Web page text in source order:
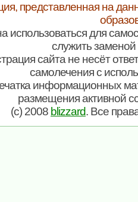
представленная на
использоваться для
служить заменой
сайта не несёт
самолечения с
информационных
размещения активной
(c) 2008 blizzard. Все